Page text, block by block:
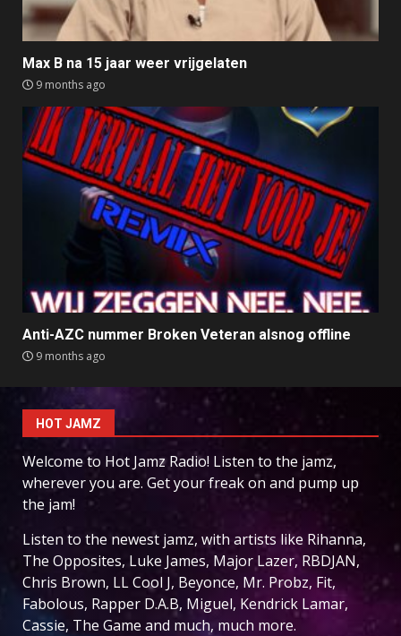
Max B na 15 jaar weer vrijgelaten
9 months ago
Anti-AZC nummer Broken Veteran alsnog offline
9 months ago
HOT JAMZ
Welcome to Hot Jamz Radio! Listen to the jamz,
wherever you are. Get your freak on and pump up
the jam!
Listen to the newest jamz, with artists like Rihanna,
The Opposites, Luke James, Major Lazer, RBDJAN,
Chris Brown, LL Cool J, Beyonce, Mr. Probz, Fit,
Fabolous, Rapper D.A.B, Miguel, Kendrick Lamar,
Cassie, The Game and much, much more.